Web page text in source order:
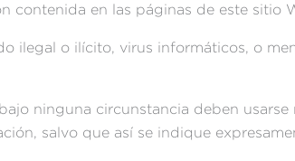
contenida en las páginas de este sitio
o ilícito, virus informáticos, o
ninguna circunstancia deben
salvo que así se indique